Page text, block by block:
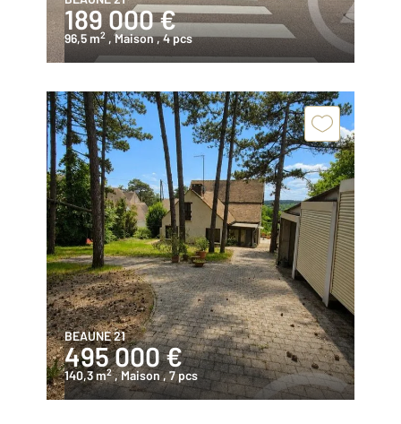
189 000 €
96,5 m2 , Maison, 4 pcs
BEAUNE 21
495 000 €
140,3 m2 , Maison, 7 pcs